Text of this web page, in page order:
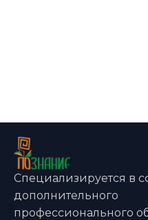
Специализируется в
дополнительного
профессионального